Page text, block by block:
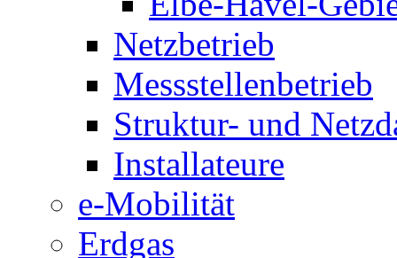
Netzbetrieb
Messstellenbetrieb
Struktur- und
Installateure
e-Mobilität
Erdgas